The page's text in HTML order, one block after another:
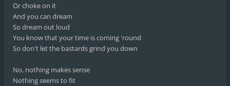
Or choke on it
And you can dream
So dream out loud
You know that your time is coming 'round
So don't let the bastards grind you down
No, nothing makes sense
Nothing seems to fit